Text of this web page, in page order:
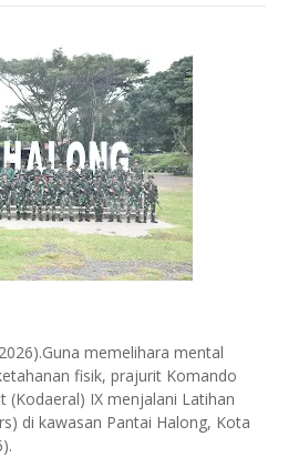
memelihara mental
fisik, prajurit Komando
(Kodaeral) IX menjalani Latihan
di kawasan Pantai Halong, Kota